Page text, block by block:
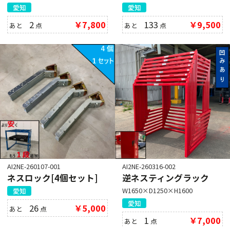
愛知
あと 2 点 ￥7,800
愛知
あと 133 点 ￥9,500
AI2NE-260107-001
ネスロック[4個セット]
愛知
あと 26 点 ￥5,000
AI2NE-260316-002
逆ネスティングラック
W1650×D1250×H1600
愛知
あと 1 点 ￥7,000